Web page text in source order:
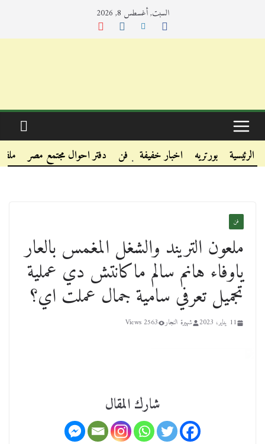
السبت, أغسطس 8, 2026
.
.
الرئيسية بورتريه اخبار خفيفة فن دفتر احوال مجتمع مصر
فن
ملعون التريند والشغل المغمس بالعار
ياوفاء هانم سالم ماكانتش دي عملية
تجميل تعرفي سامية جمال عملت اي؟
11 يناير، 2023 شهيرة النجار 2563 Views
شارك المقال